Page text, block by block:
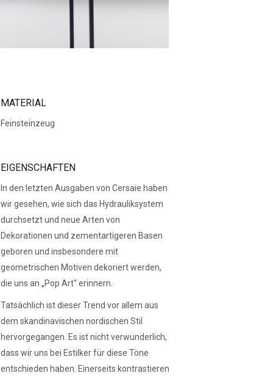
MATERIAL
Feinsteinzeug
EIGENSCHAFTEN
In den letzten Ausgaben von Cersaie haben
wir gesehen, wie sich das Hydrauliksystem
durchsetzt und neue Arten von
Dekorationen und zementartigeren Basen
geboren und insbesondere mit
geometrischen Motiven dekoriert werden,
die uns an „Pop Art“ erinnern.
Tatsächlich ist dieser Trend vor allem aus
dem skandinavischen nordischen Stil
hervorgegangen. Es ist nicht verwunderlich,
dass wir uns bei Estilker für diese Töne
entschieden haben. Einerseits kontrastieren